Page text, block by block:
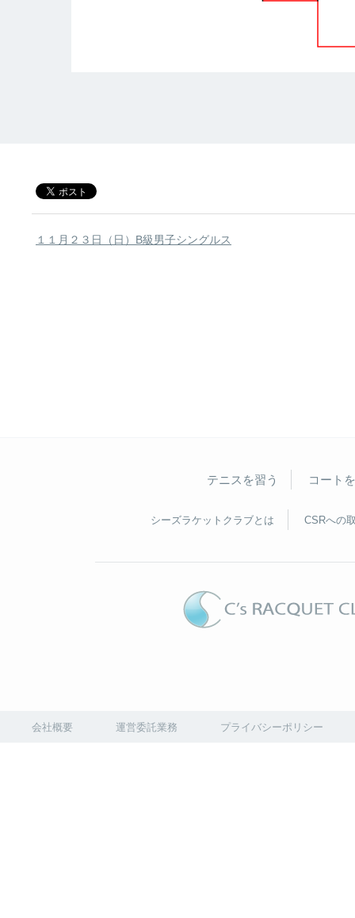
１１月２３日（日）B級男子シングルス
テニスを習う コート
シーズラケットクラブとは CSRへの
会社概要 運営委託業務 プライバシーポリシー